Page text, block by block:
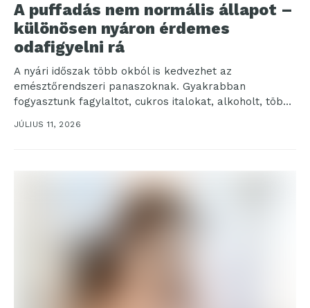
A puffadás nem normális állapot –
különösen nyáron érdemes
odafigyelni rá
A nyári időszak több okból is kedvezhet az
emésztőrendszeri panaszoknak. Gyakrabban
fogyasztunk fagylaltot, cukros italokat, alkoholt, több
nyers zöldséget és gyümölcsöt, miközben a...
JÚLIUS 11, 2026